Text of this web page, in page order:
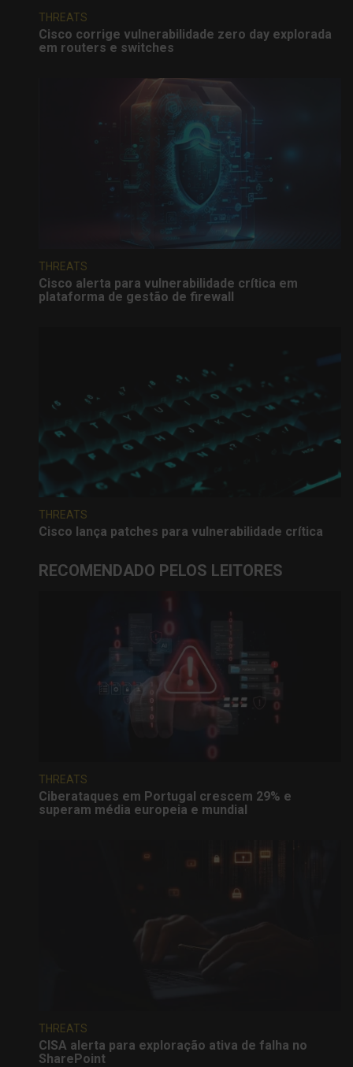
THREATS
Cisco corrige vulnerabilidade zero day explorada
em routers e switches
THREATS
Cisco alerta para vulnerabilidade crítica em
plataforma de gestão de firewall
THREATS
Cisco lança patches para vulnerabilidade crítica
RECOMENDADO PELOS LEITORES
THREATS
Ciberataques em Portugal crescem 29% e
superam média europeia e mundial
THREATS
CISA alerta para exploração ativa de falha no
SharePoint